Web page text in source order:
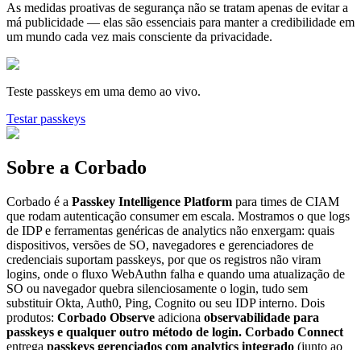
As medidas proativas de segurança não se tratam apenas de evitar a
má publicidade — elas são essenciais para manter a credibilidade em
um mundo cada vez mais consciente da privacidade.
Teste passkeys em uma demo ao vivo.
Testar passkeys
Sobre a Corbado
Corbado é a Passkey Intelligence Platform para times de CIAM
que rodam autenticação consumer em escala. Mostramos o que logs
de IDP e ferramentas genéricas de analytics não enxergam: quais
dispositivos, versões de SO, navegadores e gerenciadores de
credenciais suportam passkeys, por que os registros não viram
logins, onde o fluxo WebAuthn falha e quando uma atualização de
SO ou navegador quebra silenciosamente o login, tudo sem
substituir Okta, Auth0, Ping, Cognito ou seu IDP interno. Dois
produtos: Corbado Observe adiciona observabilidade para
passkeys e qualquer outro método de login. Corbado Connect
entrega passkeys gerenciados com analytics integrado (junto ao